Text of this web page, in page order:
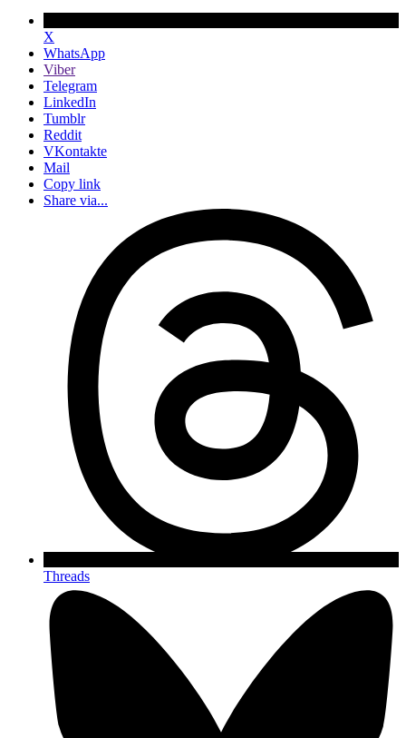
X
WhatsApp
Viber
Telegram
LinkedIn
Tumblr
Reddit
VKontakte
Mail
Copy link
Share via...
Threads